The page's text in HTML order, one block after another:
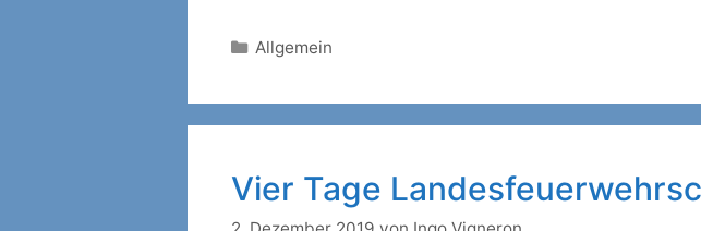
Kategorien
Allgemein
Vier Tage